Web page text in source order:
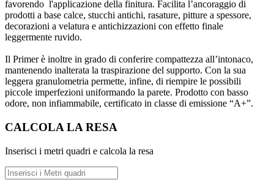
favorendo l'applicazione della finitura. Facilita l’ancoraggio di
prodotti a base calce, stucchi antichi, rasature, pitture a spessore,
decorazioni a velatura e antichizzazioni con effetto finale
leggermente ruvido.
Il Primer è inoltre in grado di conferire compattezza all’intonaco,
mantenendo inalterata la traspirazione del supporto. Con la sua
leggera granulometria permette, infine, di riempire le possibili
piccole imperfezioni uniformando la parete. Prodotto con basso
odore, non infiammabile, certificato in classe di emissione “A+”.
CALCOLA LA RESA
Inserisci i metri quadri e calcola la resa